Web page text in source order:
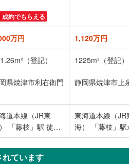
成約でもらえる
万円 1,120万円
（登記） 1225m²（登記）
県焼津市利右衛門 静岡県焼津市上
道本線（JR東
「藤枝」駅 徒歩
東海道本線（JR
海） 「藤枝」駅
3600m
ています